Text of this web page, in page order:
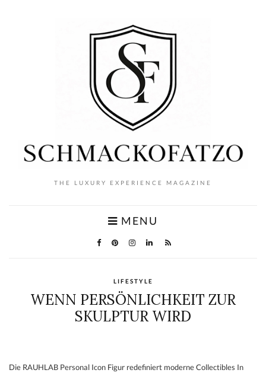
THE LUXURY EXPERIENCE MAGAZINE
MENU
LIFESTYLE
WENN PERSÖNLICHKEIT ZUR
SKULPTUR WIRD
Die RAUHLAB Personal Icon Figur redefiniert moderne Collectibles In